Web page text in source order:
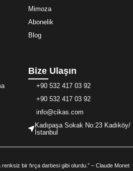
Mimoza
Abonelik
Blog
Bize Ulaşın
+90 532 417 03 92
+90 532 417 03 92
info@cikas.com
Kadıpaşa Sokak No:23 Kadıköy/
İstanbul
bir fırça darbesi gibi olurdu.” – Claude Monet